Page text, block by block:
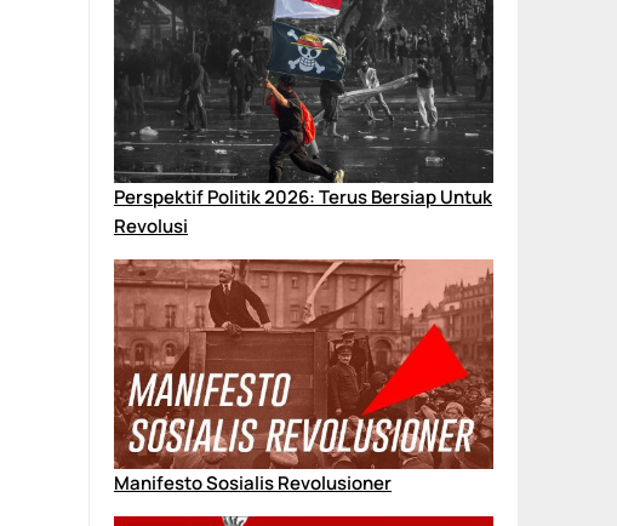
Perspektif Politik 2026: Terus Bersiap Untuk
Revolusi
Manifesto Sosialis Revolusioner